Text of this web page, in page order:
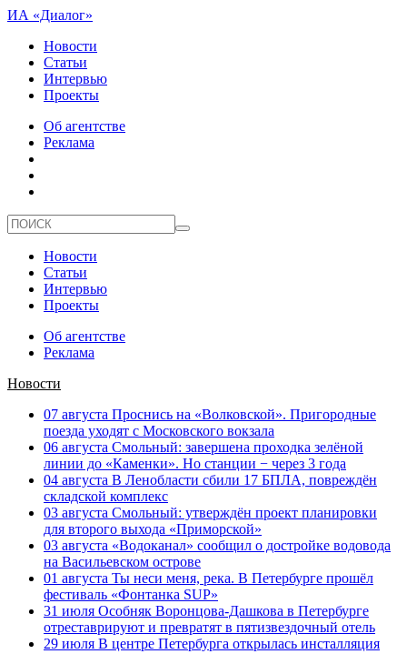
ИА «Диалог»
Новости
Статьи
Интервью
Проекты
Об агентстве
Реклама
Новости
Статьи
Интервью
Проекты
Об агентстве
Реклама
Новости
07 августа Проснись на «Волковской». Пригородные
поезда уходят с Московского вокзала
06 августа Смольный: завершена проходка зелёной
линии до «Каменки». Но станции − через 3 года
04 августа В Ленобласти сбили 17 БПЛА, повреждён
складской комплекс
03 августа Смольный: утверждён проект планировки
для второго выхода «Приморской»
03 августа «Водоканал» сообщил о достройке водовода
на Васильевском острове
01 августа Ты неси меня, река. В Петербурге прошёл
фестиваль «Фонтанка SUP»
31 июля Особняк Воронцова-Дашкова в Петербурге
отреставрируют и превратят в пятизвездочный отель
29 июля В центре Петербурга открылась инсталляция